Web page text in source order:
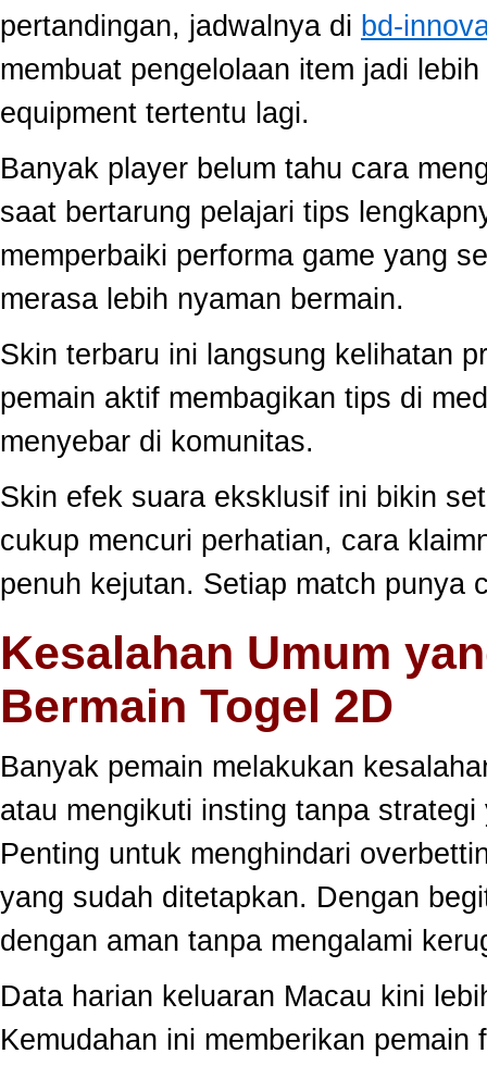
pertandingan, jadwalnya di bd-
membuat pengelolaan item jadi
equipment tertentu lagi.
Banyak player belum tahu cara
saat bertarung pelajari tips
memperbaiki performa game yang
merasa lebih nyaman bermain.
Skin terbaru ini langsung kelihatan
pemain aktif membagikan tips di
menyebar di komunitas.
Skin efek suara eksklusif ini bikin
cukup mencuri perhatian, cara
penuh kejutan. Setiap match punya
Kesalahan Umum
Bermain Togel 2D
Banyak pemain melakukan
atau mengikuti insting tanpa
Penting untuk menghindari
yang sudah ditetapkan. Dengan
dengan aman tanpa mengalami
Data harian keluaran Macau kini
Kemudahan ini memberikan